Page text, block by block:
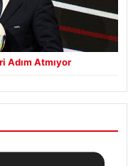
Adım Atmıyor